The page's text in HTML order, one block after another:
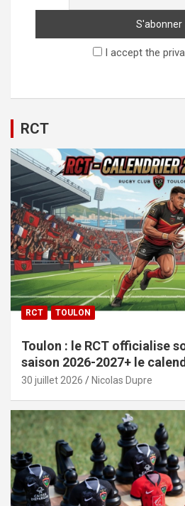
I accept the
RCT
RCT TOULON
Toulon : le RCT officialise
saison 2026-2027+ le
30 juillet 2026 Nicolas Dupre